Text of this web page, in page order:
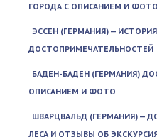
ГОРОДА С ОПИСАНИЕМ И ФОТО
ЭССЕН (ГЕРМАНИЯ) —
ДОСТОПРИМЕЧАТЕЛЬНОСТЕЙ
БАДЕН-БАДЕН (ГЕРМАНИЯ)
ОПИСАНИЕМ И ФОТО
ШВАРЦВАЛЬД (ГЕРМАНИЯ) —
ЛЕСА И ОТЗЫВЫ ОБ